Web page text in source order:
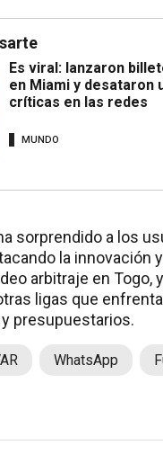
Es viral: lanzaron
en Miami y desataron
críticas en las redes
MUNDO
sorprendido a los
la innovación
arbitraje en Togo,
ligas que
presupuestarios.
WhatsApp